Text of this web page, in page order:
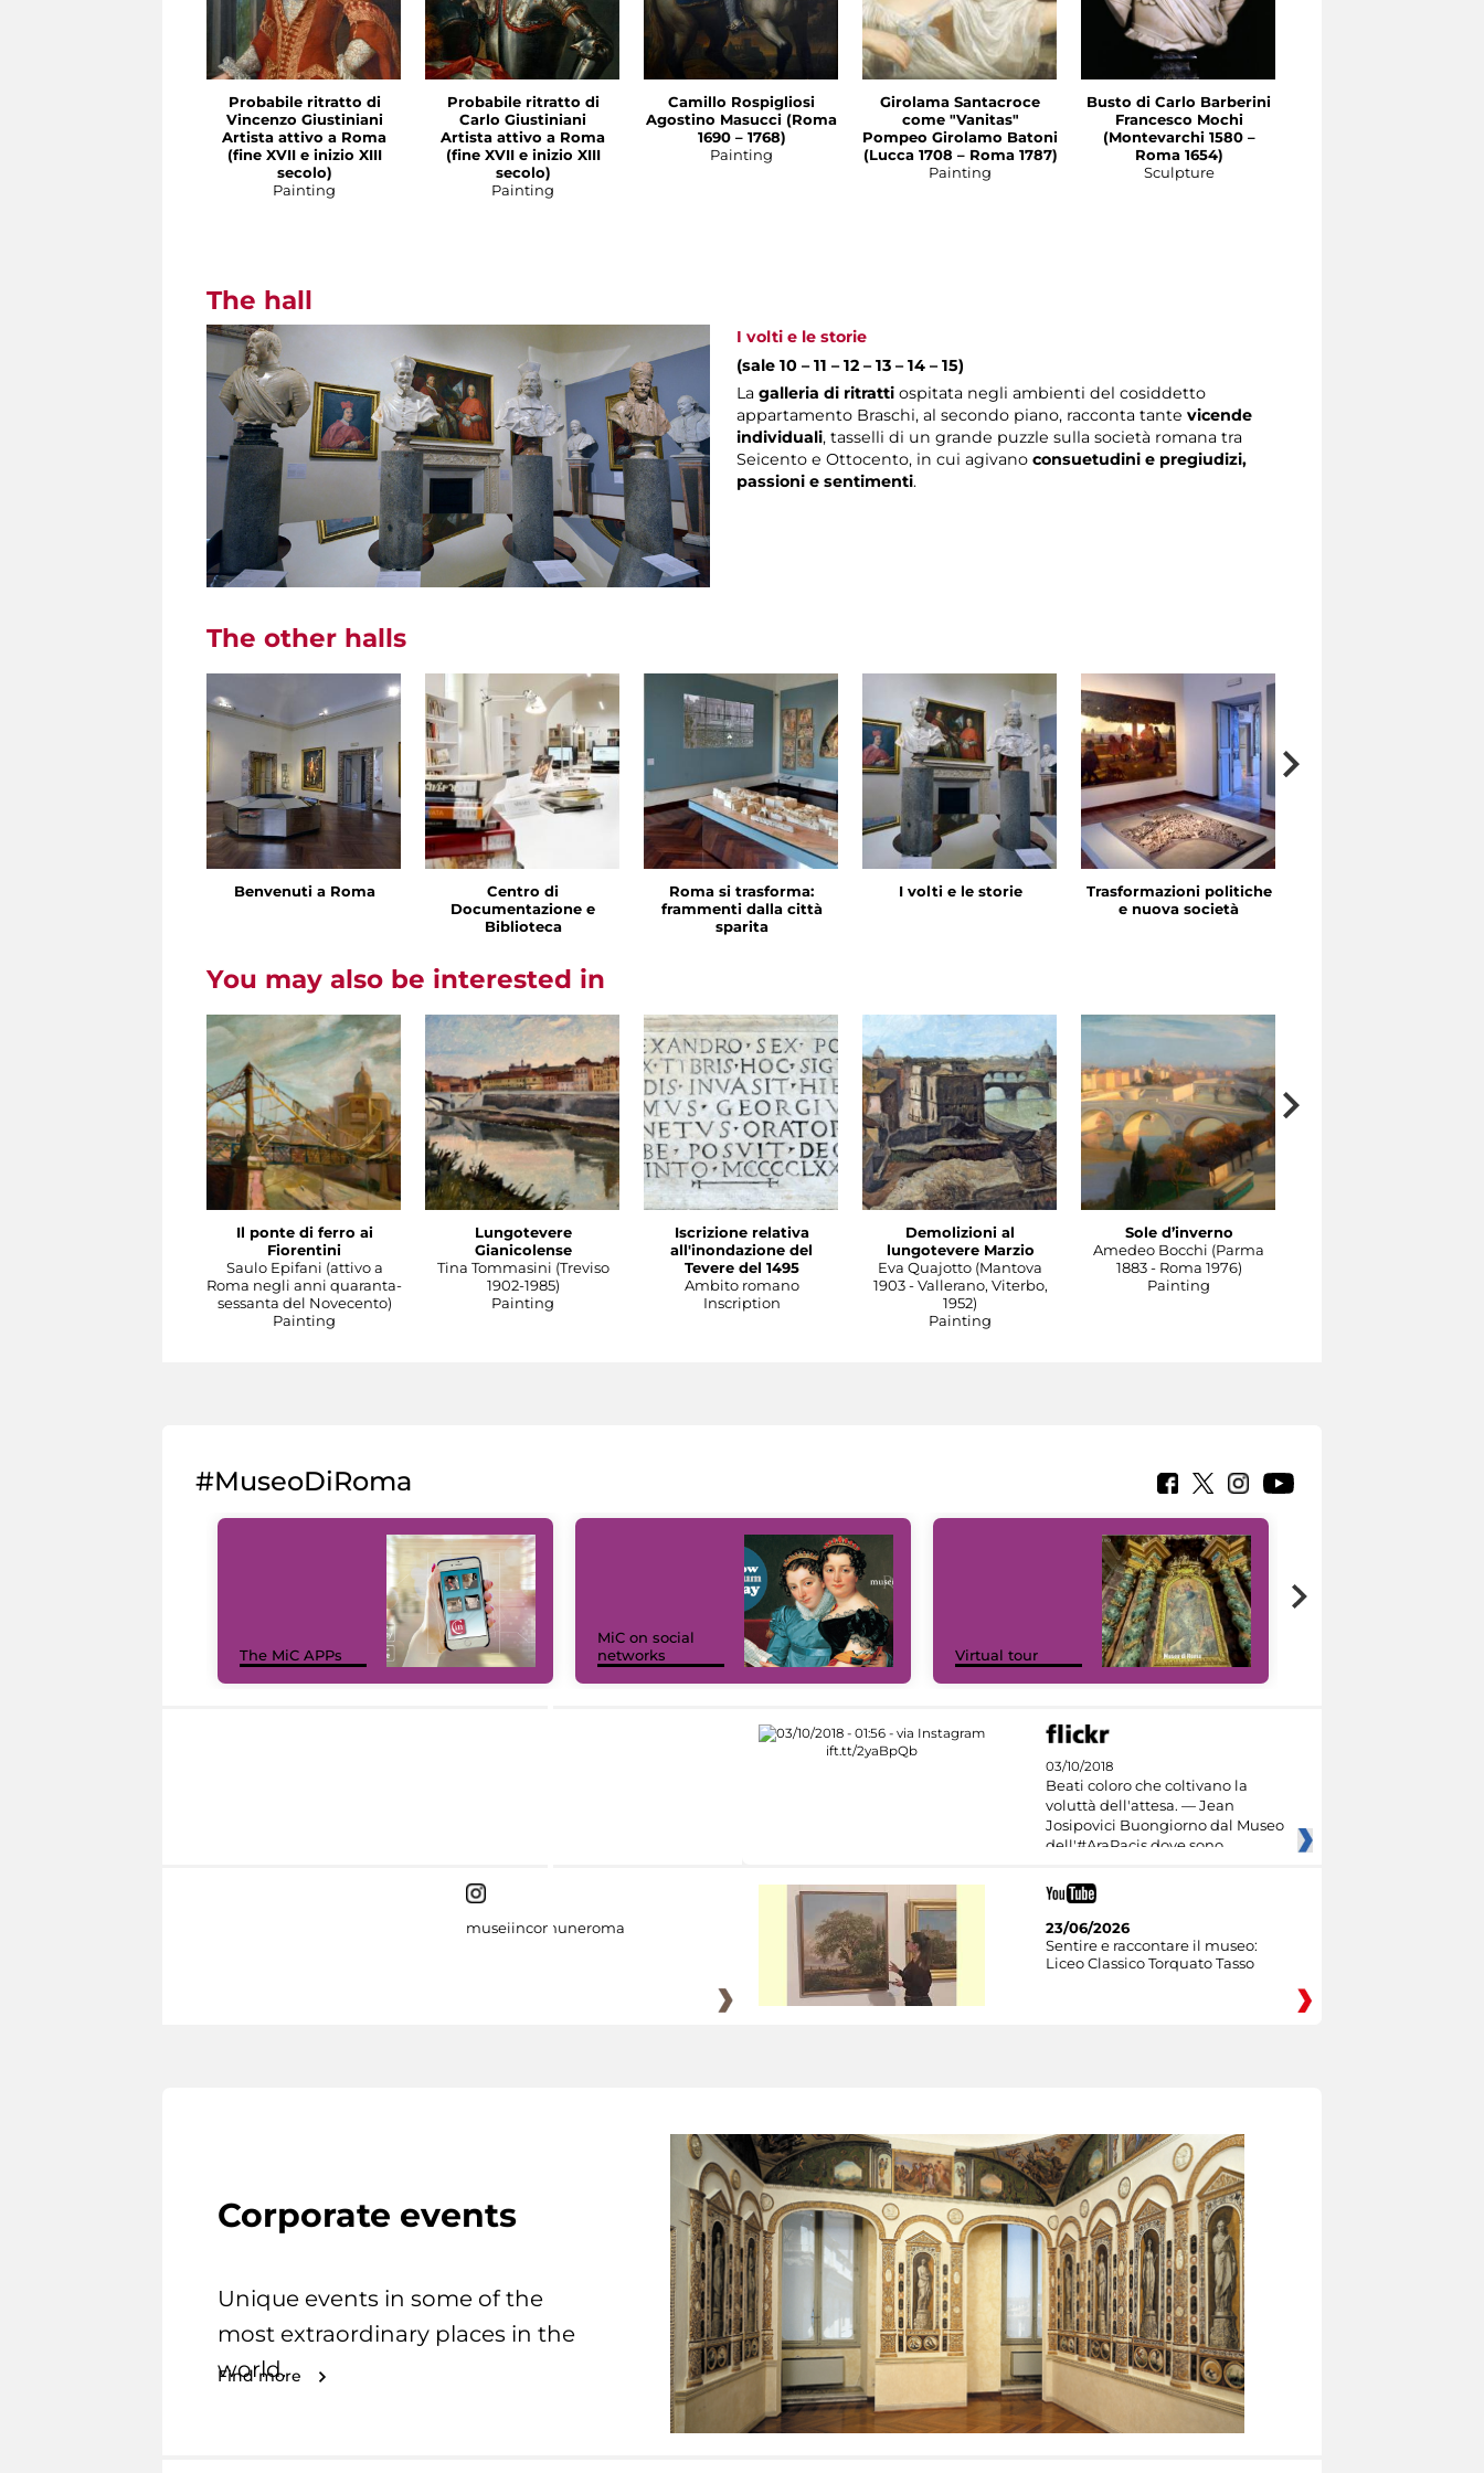
Probabile ritratto di
Vincenzo Giustiniani
Artista attivo a Roma
(fine XVII e inizio XIII
secolo)
Painting
Probabile ritratto di
Carlo Giustiniani
Artista attivo a Roma
(fine XVII e inizio XIII
secolo)
Painting
Camillo Rospigliosi
Agostino Masucci (Roma
1690 – 1768)
Painting
Girolama Santacroce
come "Vanitas"
Pompeo Girolamo Batoni
(Lucca 1708 – Roma 1787)
Painting
Busto di Carlo Barberini
Francesco Mochi
(Montevarchi 1580 –
Roma 1654)
Sculpture
The hall
I volti e le storie
(sale 10 – 11 – 12 – 13 – 14 – 15)
Lagalleria di ritratti ospitata negli ambienti del cosiddetto
appartamento Braschi, al secondo piano, racconta tantevicende
individuali, tasselli di un grande puzzle sulla società romana tra
Seicento e Ottocento, in cui agivanoconsuetudini e pregiudizi,
passioni e sentimenti.
The other halls
Benvenuti a Roma
Centro di
Documentazione e
Biblioteca
Roma si trasforma:
frammenti dalla città
sparita
I volti e le storie
Trasformazioni politiche
e nuova società
You may also be interested in
Il ponte di ferro ai
Fiorentini
Saulo Epifani (attivo a
Roma negli anni quaranta-
sessanta del Novecento)
Painting
Lungotevere
Gianicolense
Tina Tommasini (Treviso
1902-1985)
Painting
Iscrizione relativa
all'inondazione del
Tevere del 1495
Ambito romano
Inscription
Demolizioni al
lungotevere Marzio
Eva Quajotto (Mantova
1903 - Vallerano, Viterbo,
1952)
Painting
Sole d’inverno
Amedeo Bocchi (Parma
1883 - Roma 1976)
Painting
#MuseoDiRoma
The MiC APPs
MiC on social
networks
Virtual tour
03/10/2018
Beati coloro che coltivano la
voluttà dell'attesa. — Jean
Josipovici Buongiorno dal Museo
dell'#AraPacis dove sono
museiincomuneroma
23/06/2026
Sentire e raccontare il museo:
Liceo Classico Torquato Tasso
Corporate events
Unique events in some of the
most extraordinary places in the
world.
Find more